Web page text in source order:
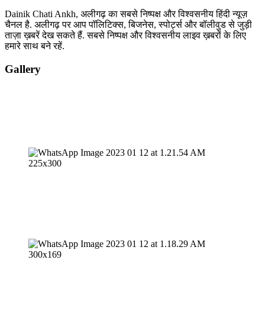
Dainik Chati Ankh, अलीगढ़ का सबसे निष्पक्ष और विश्वसनीय हिंदी न्यूज़
चैनल है. अलीगढ़ पर आप पॉलिटिक्स, बिजनेस, स्पोर्ट्स और बॉलीवुड से जुड़ी
ताज़ा ख़बरें देख सकते हैं. सबसे निष्पक्ष और विश्वसनीय लाइव ख़बरों के लिए
हमारे साथ बने रहें.
Gallery